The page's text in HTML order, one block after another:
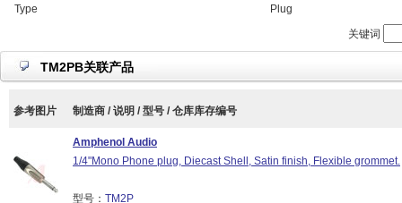
Type
Plug
关键词
TM2PB关联产品
参考图片 制造商 / 说明 / 型号 / 仓库库存编号
Amphenol Audio
1/4"Mono Phone plug, Diecast Shell, Satin finish, Flexible grommet.
型号： TM2P